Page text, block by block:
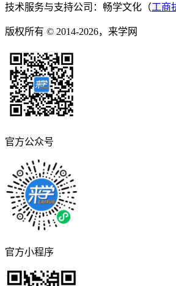
技术服务与支持公司：畅学文化（工商
版权所有 © 2014-2026，来学网
官方公众号
官方小程序